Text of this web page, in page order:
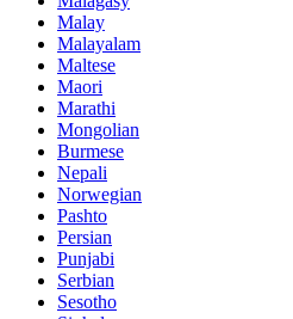
Malay
Malayalam
Maltese
Maori
Marathi
Mongolian
Burmese
Nepali
Norwegian
Pashto
Persian
Punjabi
Serbian
Sesotho